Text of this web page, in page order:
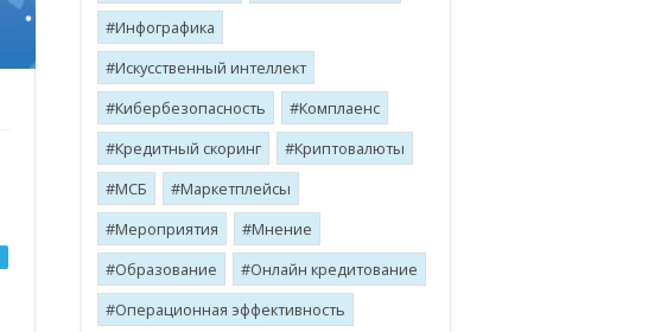
Инфографика
Искусственный интеллект
Кибербезопасность
Комплаенс
Кредитный скоринг
Криптовалюты
МСБ
Маркетплейсы
Мероприятия
Мнение
Образование
Онлайн кредитование
Операционная эффективность